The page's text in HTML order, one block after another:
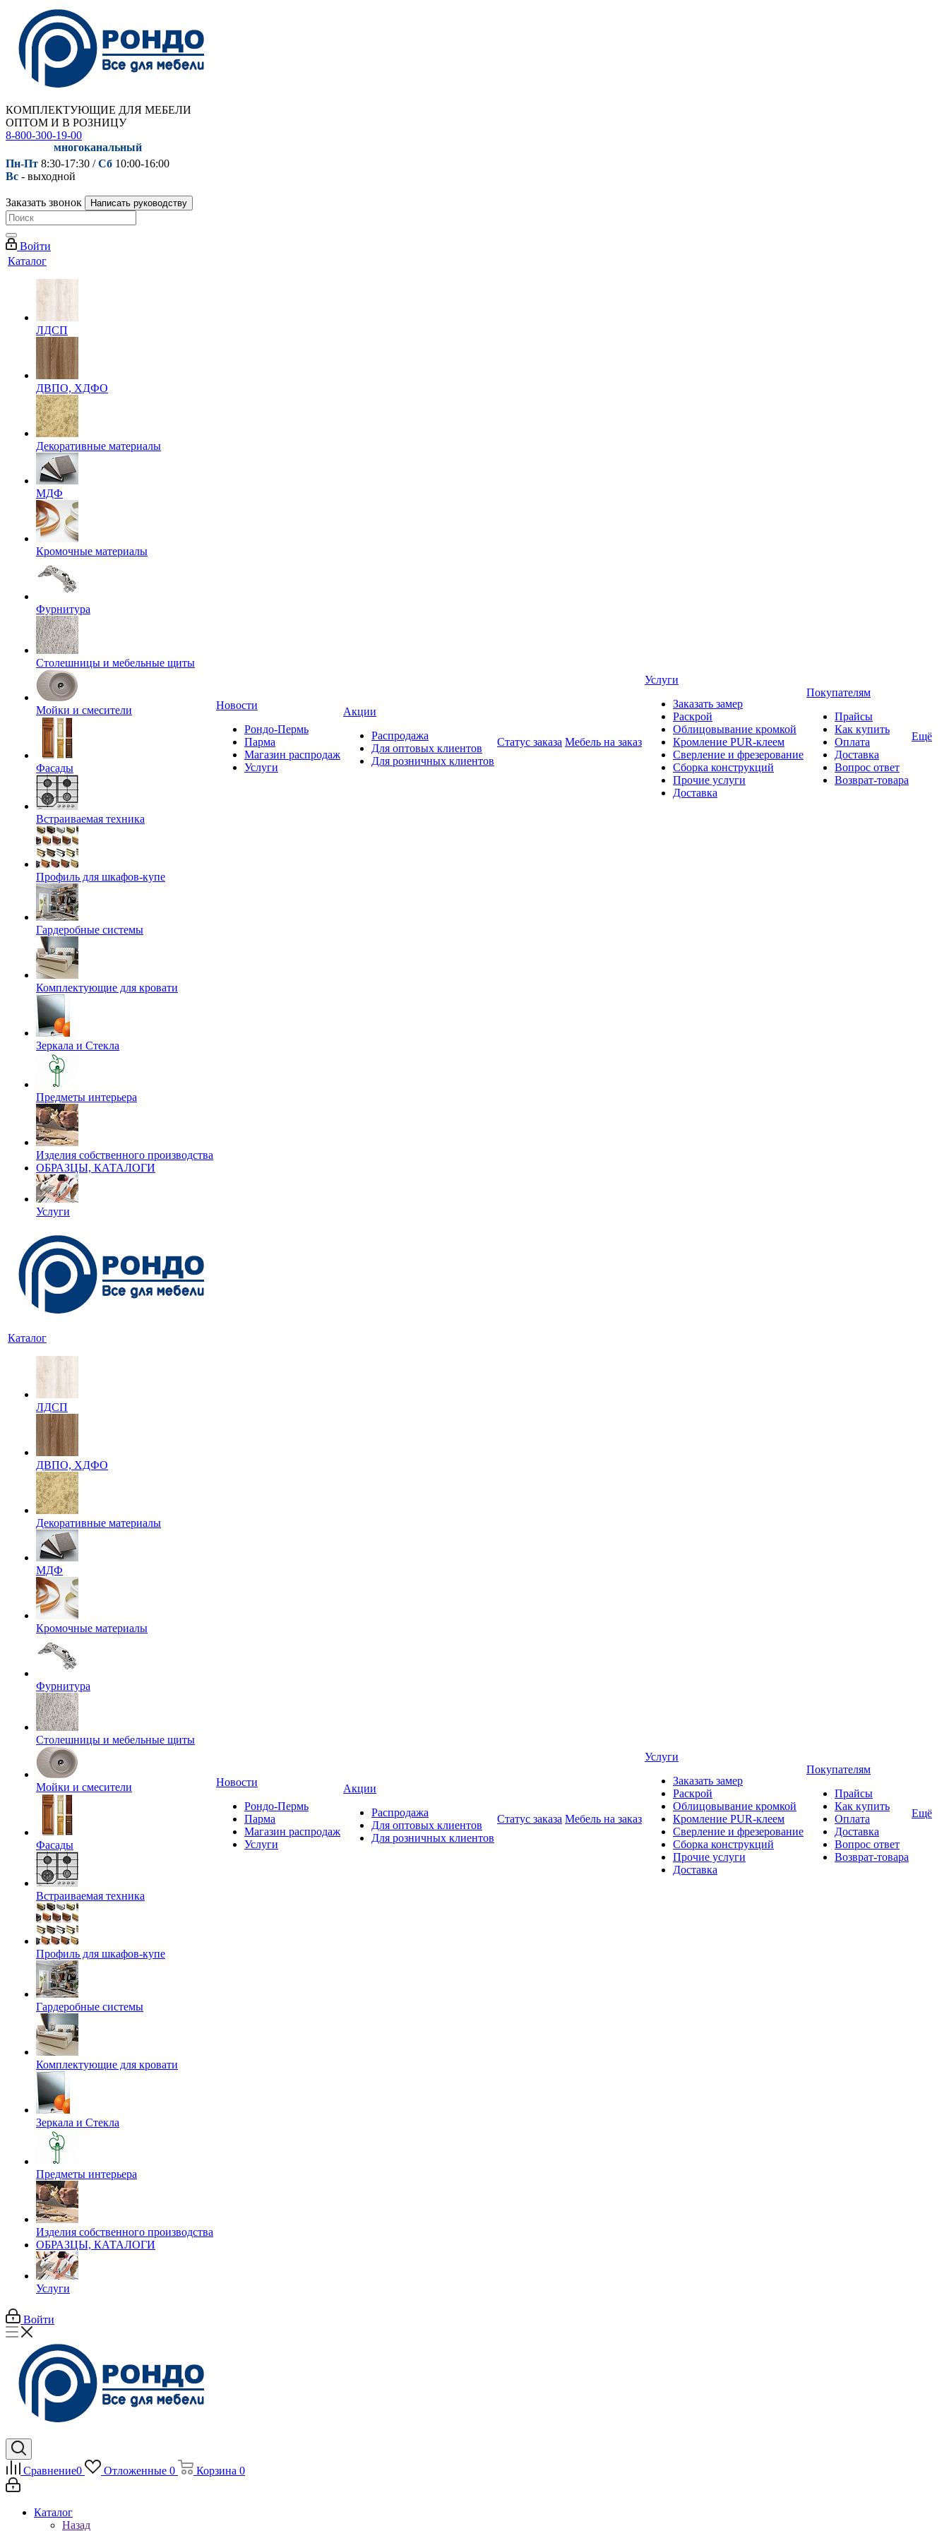
КОМПЛЕКТУЮЩИЕ ДЛЯ МЕБЕЛИ
ОПТОМ И В РОЗНИЦУ
8-800-300-19-00
многоканальный
Пн-Пт 8:30-17:30 /Сб 10:00-16:00
Вс - выходной
Заказать звонок Написать руководству
Войти
Каталог
ЛДСП
ДВПО, ХДФО
Декоративные материалы
МДФ
Кромочные материалы
Фурнитура
Столешницы и мебельные щиты
Мойки и смесители
Фасады
Встраиваемая техника
Профиль для шкафов-купе
Гардеробные системы
Комплектующие для кровати
Зеркала и Стекла
Предметы интерьера
Изделия собственного производства
ОБРАЗЦЫ, КАТАЛОГИ
Услуги
Новости
Рондо-Пермь
Парма
Магазин распродаж
Услуги
Акции
Распродажа
Для оптовых клиентов
Для розничных клиентов
Статус заказа Мебель на заказ
Услуги
Заказать замер
Раскрой
Облицовывание кромкой
Кромление PUR-клеем
Сверление и фрезерование
Сборка конструкций
Прочие услуги
Доставка
Покупателям
Прайсы
Как купить
Оплата
Доставка
Вопрос ответ
Возврат-товара
Ещё
Каталог
ЛДСП
ДВПО, ХДФО
Декоративные материалы
МДФ
Кромочные материалы
Фурнитура
Столешницы и мебельные щиты
Мойки и смесители
Фасады
Встраиваемая техника
Профиль для шкафов-купе
Гардеробные системы
Комплектующие для кровати
Зеркала и Стекла
Предметы интерьера
Изделия собственного производства
ОБРАЗЦЫ, КАТАЛОГИ
Услуги
Новости
Рондо-Пермь
Парма
Магазин распродаж
Услуги
Акции
Распродажа
Для оптовых клиентов
Для розничных клиентов
Статус заказа Мебель на заказ
Услуги
Заказать замер
Раскрой
Облицовывание кромкой
Кромление PUR-клеем
Сверление и фрезерование
Сборка конструкций
Прочие услуги
Доставка
Покупателям
Прайсы
Как купить
Оплата
Доставка
Вопрос ответ
Возврат-товара
Ещё
Войти
Сравнение0 Отложенные 0 Корзина 0
Каталог
Назад